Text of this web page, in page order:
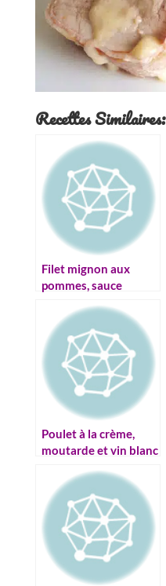
Recettes Similaires:
Filet mignon aux
pommes, sauce
Poulet à la crème,
moutarde et vin blanc